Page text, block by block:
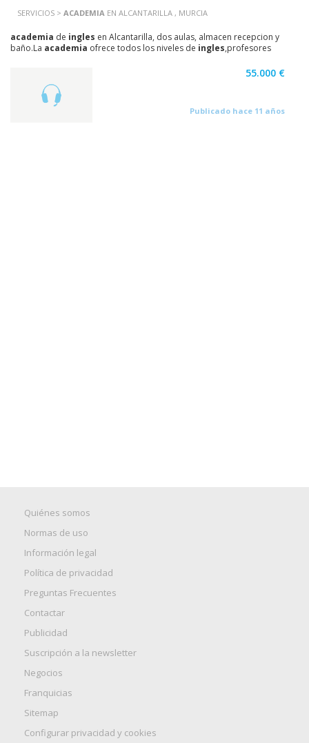
SERVICIOS > ACADEMIA EN ALCANTARILLA , MURCIA
academia de ingles en Alcantarilla, dos aulas, almacen recepcion y
baño.La academia ofrece todos los niveles de ingles,profesores
55.000 €
Publicado hace 11 años
Quiénes somos
Normas de uso
Información legal
Política de privacidad
Preguntas Frecuentes
Contactar
Publicidad
Suscripción a la newsletter
Negocios
Franquicias
Sitemap
Configurar privacidad y cookies